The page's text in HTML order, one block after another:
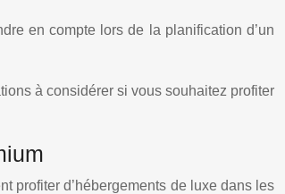
en compte lors de la planification d’un
à considérer si vous souhaitez profiter
profiter d’hébergements de luxe dans les